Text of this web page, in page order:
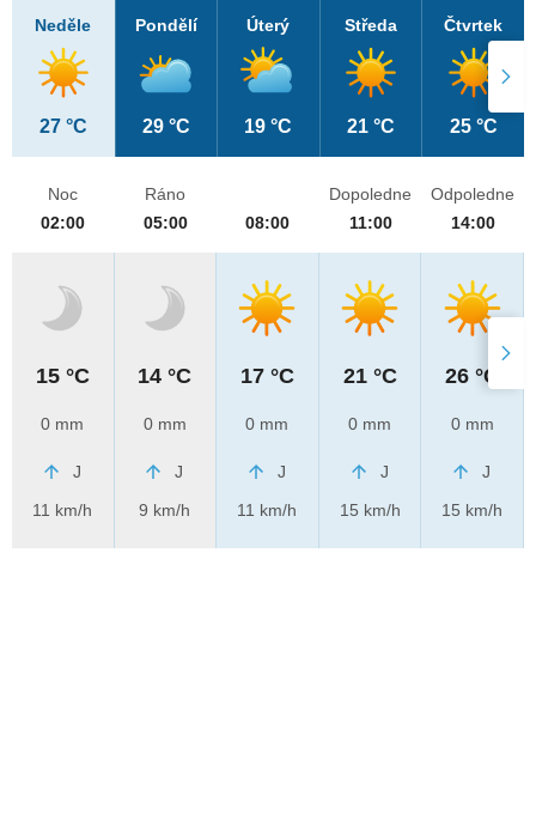
Neděle
27 °C
Pondělí
29 °C
Úterý
19 °C
Středa
21 °C
Čtvrtek
25 °C
Noc
02:00
15 °C
0 mm
J
11 km/h
Ráno
05:00
14 °C
0 mm
J
9 km/h
08:00
17 °C
0 mm
J
11 km/h
Dopoledne
11:00
21 °C
0 mm
J
15 km/h
Odpoledne
14:00
26 °C
0 mm
J
15 km/h